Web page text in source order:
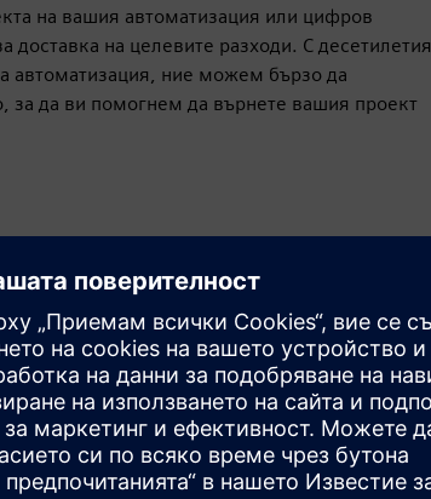
на вашия автоматизация или цифров
доставка на целевите разходи. С десетилетия
автоматизация, ние можем бързо да
за да ви помогнем да върнете вашия проект
рано